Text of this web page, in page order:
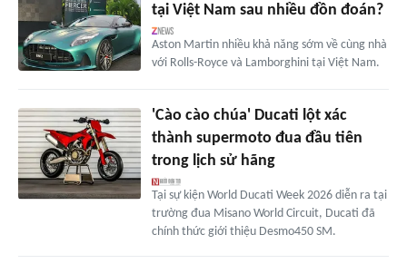
tại Việt Nam sau nhiều đồn đoán?
Aston Martin nhiều khả năng sớm về cùng nhà
với Rolls-Royce và Lamborghini tại Việt Nam.
'Cào cào chúa' Ducati lột xác
thành supermoto đua đầu tiên
trong lịch sử hãng
Tại sự kiện World Ducati Week 2026 diễn ra tại
trường đua Misano World Circuit, Ducati đã
chính thức giới thiệu Desmo450 SM.